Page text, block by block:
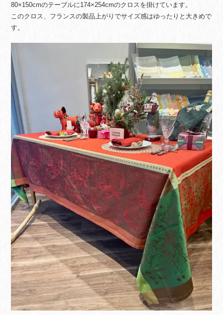
80×150cmのテーブルに174×254cmのクロスを掛けています。
このクロス、フランスの製品上がりでサイズ感はゆったりと大きめで
す。